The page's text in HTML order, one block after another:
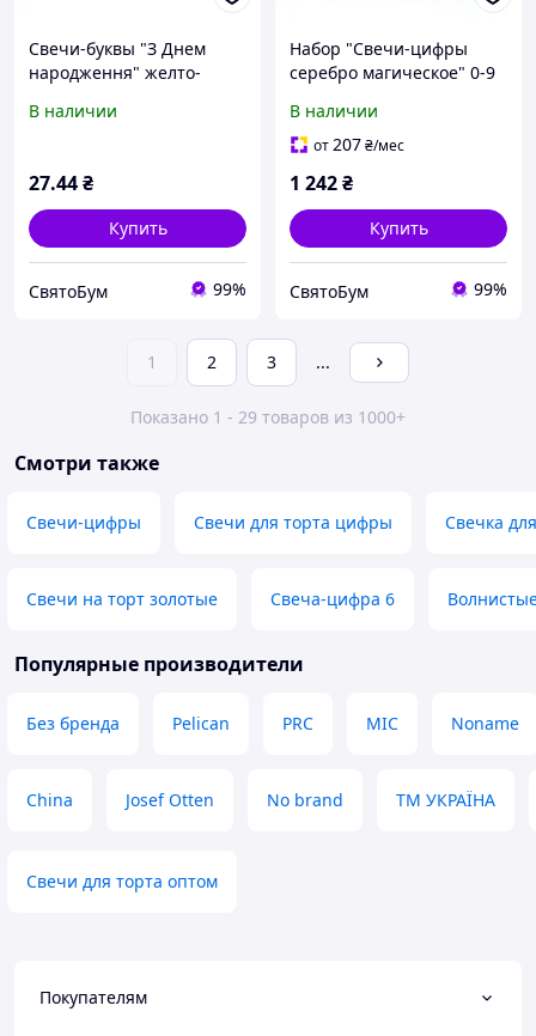
Свечи-буквы "З Днем
народження" желто-
В наличии
27.44₴
Купить
СвятоБум 99%
Набор "Свечи-цифры
серебро магическое" 0-9
В наличии
от207₴/мес
1 242₴
Купить
СвятоБум 99%
1 2 3 ...
Показано 1 - 29 товаров из 1000+
Смотри также
Свечи-цифры Свечи для торта цифры Свечка
Свечи на торт золотые Свеча-цифра 6
Популярные производители
Без бренда Pelican PRC MIC Noname
China Josef Otten No brand ТМ УКРАЇНА
Свечи для торта оптом
Покупателям